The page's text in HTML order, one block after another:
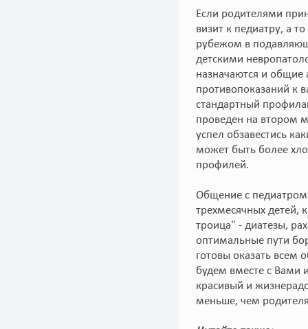
Если родителями
визит к педиатру, а
рубежом в
детскими
назначаются и
противопоказаний к
стандартный
проведен на втором
успел обзавестись
может быть более
профилей.
Общение с педиатром
трехмесячных детей,
троица" - диатезы,
оптимальные пути
готовы оказать всем
будем вместе с Вами
красивый и
меньше, чем